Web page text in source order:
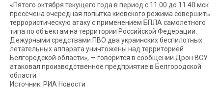
«Пятого октября текущего года в период с 11.00 до 11.40 мск
пресечена очередная попытка киевского режима совершить
террористическую атаку c применением БПЛА самолетного
типа по объектам на территории Российской Федерации.
Дежурными средствами ПВО два украинских беспилотных
летательных аппарата уничтожены над территорией
Белгородской области», — говорится в сообщении.Дрон ВСУ
атаковал производственное предприятие в Белгородской
области
Источник: РИА Новости